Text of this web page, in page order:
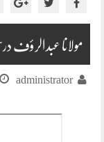
مولانا عبدالرؤف درس
administrator